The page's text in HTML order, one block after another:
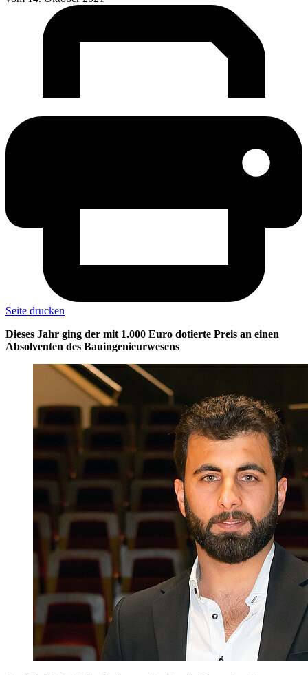
Seite drucken
Dieses Jahr ging der mit 1.000 Euro dotierte Preis an einen
Absolventen des Bauingenieurwesens